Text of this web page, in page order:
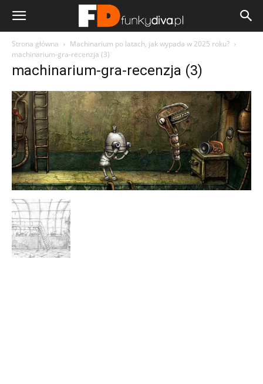
Strona główna
Machinarium po latach, jak wypada w 2025 roku?
machinarium-gra-recenzja (3)
machinarium-gra-recenzja (3)